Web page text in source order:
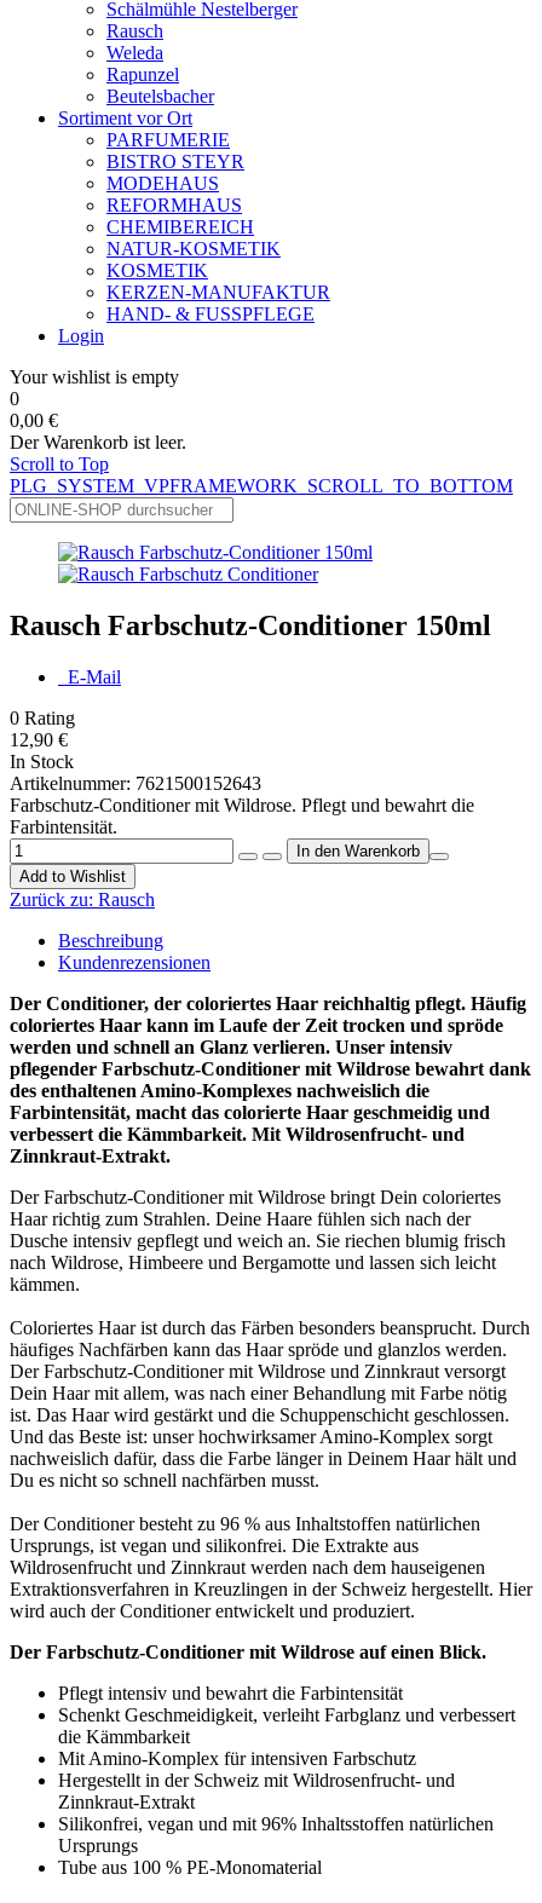
Schälmühle Nestelberger
Rausch
Weleda
Rapunzel
Beutelsbacher
Sortiment vor Ort
PARFUMERIE
BISTRO STEYR
MODEHAUS
REFORMHAUS
CHEMIBEREICH
NATUR-KOSMETIK
KOSMETIK
KERZEN-MANUFAKTUR
HAND- & FUSSPFLEGE
Login
Your wishlist is empty
0
0,00 €
Der Warenkorb ist leer.
Scroll to Top
PLG_SYSTEM_VPFRAMEWORK_SCROLL_TO_BOTTOM
Rausch Farbschutz-Conditioner 150ml
E-Mail
0 Rating
12,90 €
In Stock
Artikelnummer: 7621500152643
Farbschutz-Conditioner mit Wildrose. Pflegt und bewahrt die
Farbintensität.
Add to Wishlist
Zurück zu: Rausch
Beschreibung
Kundenrezensionen
Der Conditioner, der coloriertes Haar reichhaltig pflegt. Häufig
coloriertes Haar kann im Laufe der Zeit trocken und spröde
werden und schnell an Glanz verlieren. Unser intensiv
pflegender Farbschutz-Conditioner mit Wildrose bewahrt dank
des enthaltenen Amino-Komplexes nachweislich die
Farbintensität, macht das colorierte Haar geschmeidig und
verbessert die Kämmbarkeit. Mit Wildrosenfrucht- und
Zinnkraut-Extrakt.
Der Farbschutz-Conditioner mit Wildrose bringt Dein coloriertes
Haar richtig zum Strahlen. Deine Haare fühlen sich nach der
Dusche intensiv gepflegt und weich an. Sie riechen blumig frisch
nach Wildrose, Himbeere und Bergamotte und lassen sich leicht
kämmen.
Coloriertes Haar ist durch das Färben besonders beansprucht. Durch
häufiges Nachfärben kann das Haar spröde und glanzlos werden.
Der Farbschutz-Conditioner mit Wildrose und Zinnkraut versorgt
Dein Haar mit allem, was nach einer Behandlung mit Farbe nötig
ist. Das Haar wird gestärkt und die Schuppenschicht geschlossen.
Und das Beste ist: unser hochwirksamer Amino-Komplex sorgt
nachweislich dafür, dass die Farbe länger in Deinem Haar hält und
Du es nicht so schnell nachfärben musst.
Der Conditioner besteht zu 96 % aus Inhaltstoffen natürlichen
Ursprungs, ist vegan und silikonfrei. Die Extrakte aus
Wildrosenfrucht und Zinnkraut werden nach dem hauseigenen
Extraktionsverfahren in Kreuzlingen in der Schweiz hergestellt. Hier
wird auch der Conditioner entwickelt und produziert.
Der Farbschutz-Conditioner mit Wildrose auf einen Blick.
Pflegt intensiv und bewahrt die Farbintensität
Schenkt Geschmeidigkeit, verleiht Farbglanz und verbessert
die Kämmbarkeit
Mit Amino-Komplex für intensiven Farbschutz
Hergestellt in der Schweiz mit Wildrosenfrucht- und
Zinnkraut-Extrakt
Silikonfrei, vegan und mit 96% Inhaltsstoffen natürlichen
Ursprungs
Tube aus 100 % PE-Monomaterial